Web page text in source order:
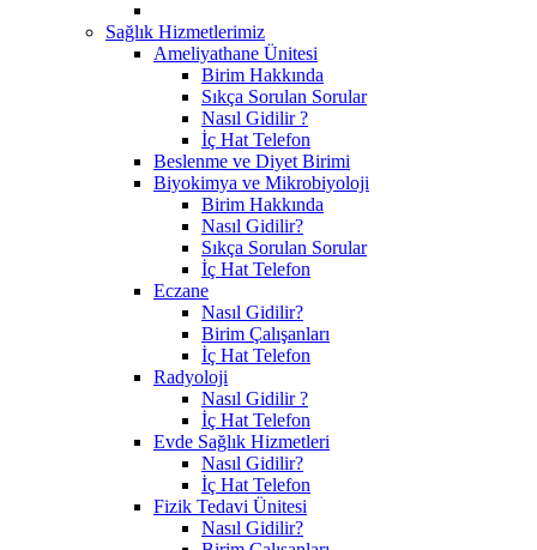
Sağlık Hizmetlerimiz
Ameliyathane Ünitesi
Birim Hakkında
Sıkça Sorulan Sorular
Nasıl Gidilir ?
İç Hat Telefon
Beslenme ve Diyet Birimi
Biyokimya ve Mikrobiyoloji
Birim Hakkında
Nasıl Gidilir?
Sıkça Sorulan Sorular
İç Hat Telefon
Eczane
Nasıl Gidilir?
Birim Çalışanları
İç Hat Telefon
Radyoloji
Nasıl Gidilir ?
İç Hat Telefon
Evde Sağlık Hizmetleri
Nasıl Gidilir?
İç Hat Telefon
Fizik Tedavi Ünitesi
Nasıl Gidilir?